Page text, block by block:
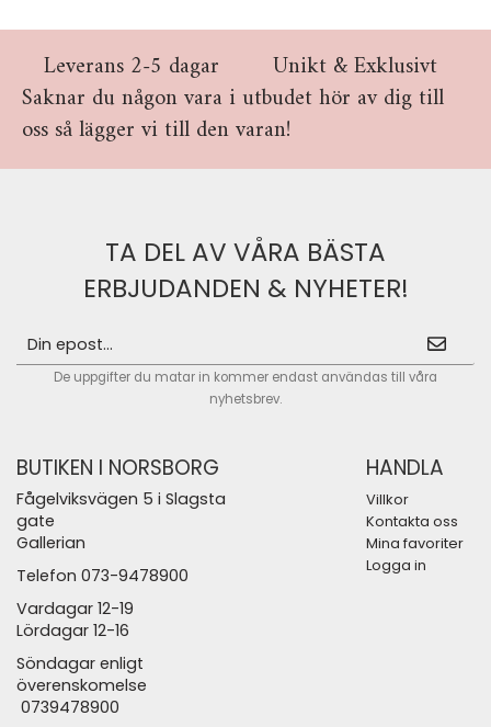
Leverans 2-5 dagar
Unikt & Exklusivt
Saknar du någon vara i utbudet hör av dig till
oss så lägger vi till den varan!
TA DEL AV VÅRA BÄSTA
ERBJUDANDEN & NYHETER!
De uppgifter du matar in kommer endast användas till våra
nyhetsbrev.
BUTIKEN I NORSBORG
Fågelviksvägen 5 i Slagsta
gate
Gallerian
Telefon 073-9478900
Vardagar 12-19
Lördagar 12-16
Söndagar enligt
överenskomelse
0739478900
HANDLA
Villkor
Kontakta oss
Mina favoriter
Logga in